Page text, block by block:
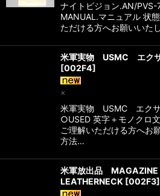
ナイトビジョン.AN/PVS-
MANUAL.マニュアル 状
ただける方へお願いい
米軍実物 USMC エク
[002F4]
×
米軍実物 USMC エク
○USED 英字＋モノクロ
ご理解いただける方へお
方法…
米軍放出品 MAGAZINE
LEATHERNECK [002F3]